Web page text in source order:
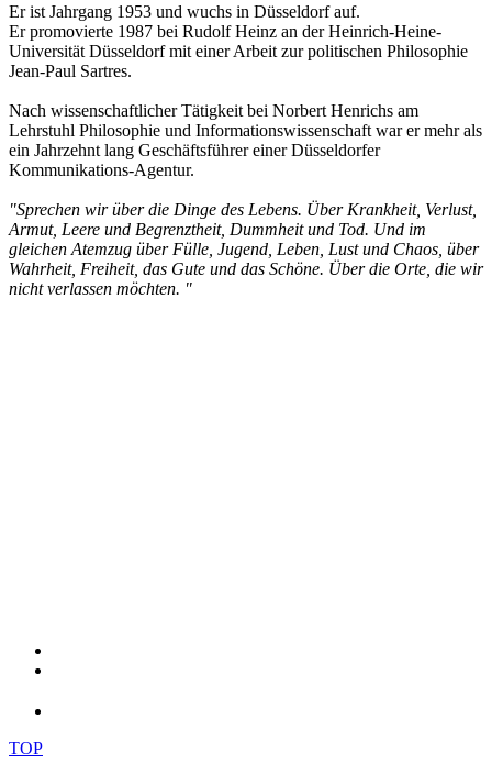
Er ist Jahrgang 1953 und wuchs in Düsseldorf auf.
Er promovierte 1987 bei Rudolf Heinz an der Heinrich-Heine-
Universität Düsseldorf mit einer Arbeit zur politischen Philosophie
Jean-Paul Sartres.
Nach wissenschaftlicher Tätigkeit bei Norbert Henrichs am
Lehrstuhl Philosophie und Informationswissenschaft war er mehr als
ein Jahrzehnt lang Geschäftsführer einer Düsseldorfer
Kommunikations-Agentur.
"Sprechen wir über die Dinge des Lebens. Über Krankheit, Verlust,
Armut, Leere und Begrenztheit, Dummheit und Tod. Und im
gleichen Atemzug über Fülle, Jugend, Leben, Lust und Chaos, über
Wahrheit, Freiheit, das Gute und das Schöne. Über die Orte, die wir
nicht verlassen möchten. "
TOP